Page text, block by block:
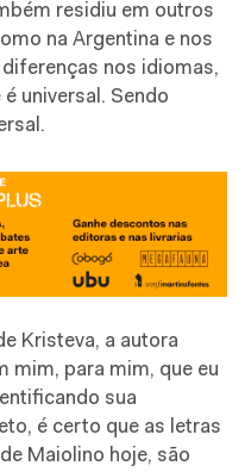
residiu em outros
na Argentina e nos
nos idiomas,
universal. Sendo
Kristeva, a autora
mim, para mim, que eu
sua
é certo que as letras
Maiolino hoje, são